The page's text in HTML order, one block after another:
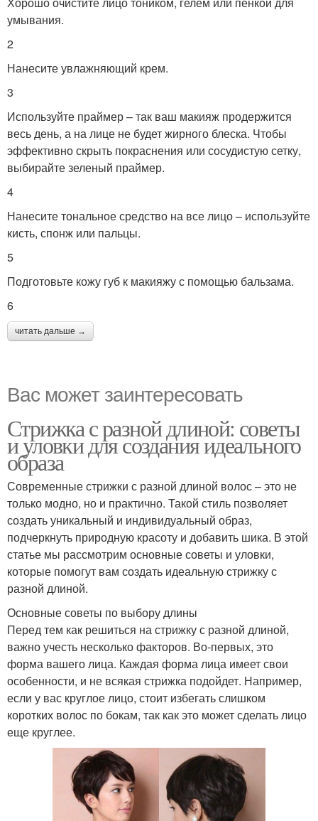
умывания.
2
Нанесите увлажняющий крем.
3
Используйте праймер – так ваш макияж продержится
весь день, а на лице не будет жирного блеска. Чтобы
эффективно скрыть покраснения или сосудистую сетку,
выбирайте зеленый праймер.
4
Нанесите тональное средство на все лицо – используйте
кисть, спонж или пальцы.
5
Подготовьте кожу губ к макияжу с помощью бальзама.
6
читать дальше →
Вас может заинтересовать
Стрижка с разной длиной: советы
и уловки для создания идеального
образа
Современные стрижки с разной длиной волос – это не
только модно, но и практично. Такой стиль позволяет
создать уникальный и индивидуальный образ,
подчеркнуть природную красоту и добавить шика. В этой
статье мы рассмотрим основные советы и уловки,
которые помогут вам создать идеальную стрижку с
разной длиной.
Основные советы по выбору длины
Перед тем как решиться на стрижку с разной длиной,
важно учесть несколько факторов. Во-первых, это
форма вашего лица. Каждая форма лица имеет свои
особенности, и не всякая стрижка подойдет. Например,
если у вас круглое лицо, стоит избегать слишком
коротких волос по бокам, так как это может сделать лицо
еще круглее.